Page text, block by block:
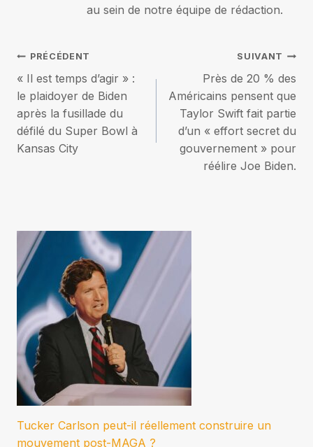
au sein de notre équipe de rédaction.
Navigation
de
l’article
PRÉCÉDENT
« Il est temps d’agir » :
le plaidoyer de Biden
après la fusillade du
défilé du Super Bowl à
Kansas City
SUIVANT
Près de 20 % des
Américains pensent que
Taylor Swift fait partie
d’un « effort secret du
gouvernement » pour
réélire Joe Biden.
Tucker Carlson peut-il réellement construire un
mouvement post-MAGA ?